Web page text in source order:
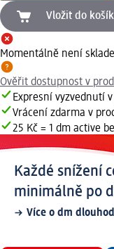
Vložit do
Momentálně není
Ověřit dostupnost v
Expresní vyzvednutí
Vrácení zdarma v
25 Kč = 1 dm active
Každé snížení
minimálně po
Více o dm